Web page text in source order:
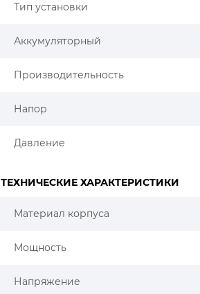
Тип установки
Аккумуляторный
Производительность
Напор
Давление
ТЕХНИЧЕСКИЕ ХАРАКТЕРИСТИКИ
Материал корпуса
Мощность
Напряжение